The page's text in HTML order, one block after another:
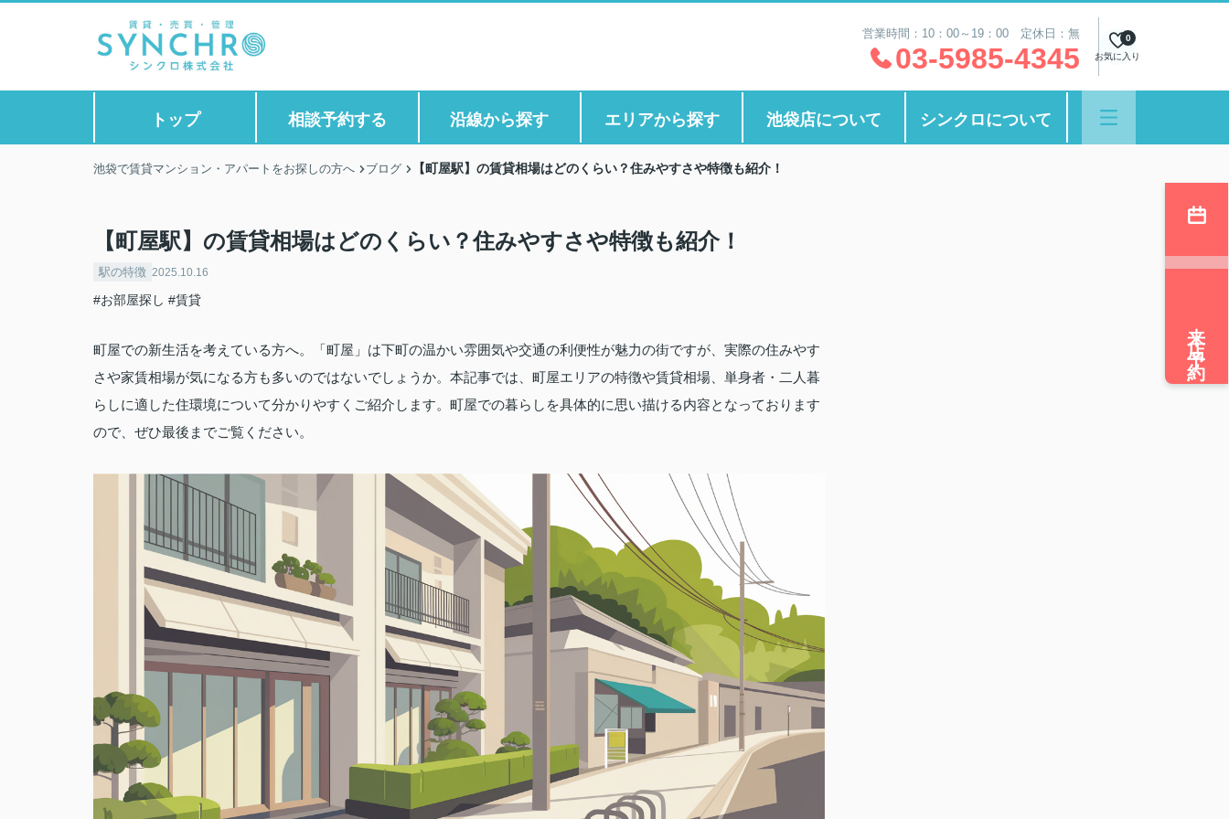
営業時間：10：00～19：00 定休日：無
03-5985-4345 お気に入り
0
トップ 相談予約する 沿線から探す エリアから探す 池袋店について シンクロについて
池袋で賃貸マンション・アパートをお探しの方へ ブログ 【町屋駅】の賃貸相場はどのくらい？住みやすさや特徴も紹介！
【町屋駅】の賃貸相場はどのくらい？住みやすさや特徴も紹介！
駅の特徴 2025.10.16
#お部屋探し #賃貸
町屋での新生活を考えている方へ。「町屋」は下町の温かい雰囲気や交通の利便性が魅力の街ですが、実際の住みやす
さや家賃相場が気になる方も多いのではないでしょうか。本記事では、町屋エリアの特徴や賃貸相場、単身者・二人暮
らしに適した住環境について分かりやすくご紹介します。町屋での暮らしを具体的に思い描ける内容となっております
ので、ぜひ最後までご覧ください。
来店予約